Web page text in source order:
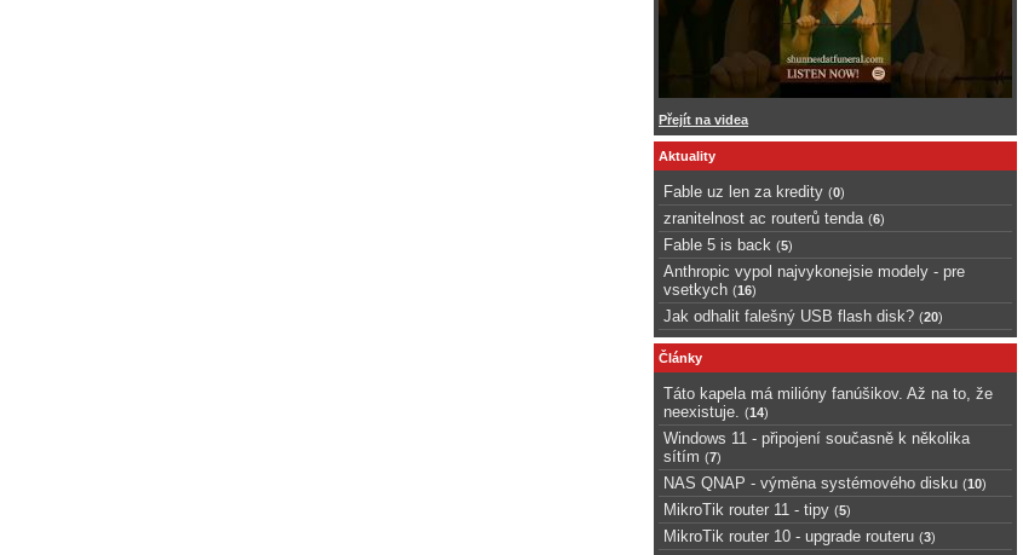
Přejít na videa
Aktuality
Fable uz len za kredity (0)
zranitelnost ac routerů tenda (6)
Fable 5 is back (5)
Anthropic vypol najvykonejsie modely - pre
vsetkych (16)
Jak odhalit falešný USB flash disk? (20)
Články
Táto kapela má milióny fanúšikov. Až na to, že
neexistuje.
(14)
Windows 11 - připojení současně k několika
sítím (7)
NAS QNAP - výměna systémového disku (10)
MikroTik router 11 - tipy (5)
MikroTik router 10 - upgrade routeru (3)